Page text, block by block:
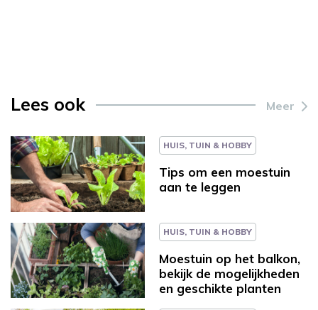
Lees ook Meer
HUIS, TUIN & HOBBY
Tips om een moestuin
aan te leggen
HUIS, TUIN & HOBBY
Moestuin op het balkon,
bekijk de mogelijkheden
en geschikte planten